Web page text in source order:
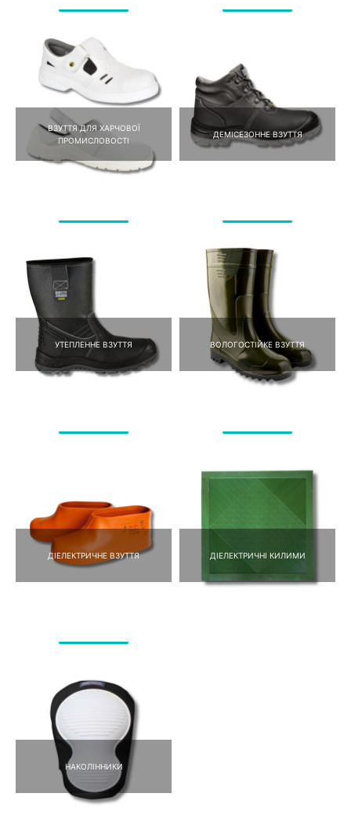
ВЗУТТЯ ДЛЯ ХАРЧОВОЇ
ПРОМИСЛОВОСТІ
ДЕМІСЕЗОННЕ ВЗУТТЯ
УТЕПЛЕННЕ ВЗУТТЯ ВОЛОГОСТІЙКЕ ВЗУТТЯ
ДІЕЛЕКТРИЧНЕ ВЗУТТЯ ДІЕЛЕКТРИЧНІ КИЛИМИ
НАКОЛІННИКИ